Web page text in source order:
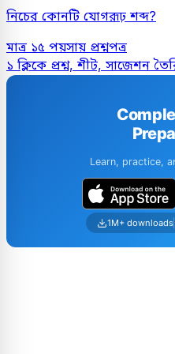
নিচের কোনটি যোগরূঢ় শব্দ?
মাত্র ১৫ পয়সায় প্রশ্নপত্র
১ ক্লিকে প্রশ্ন, শীট, সাজেশন
Learn, practice,
1M+ downloads